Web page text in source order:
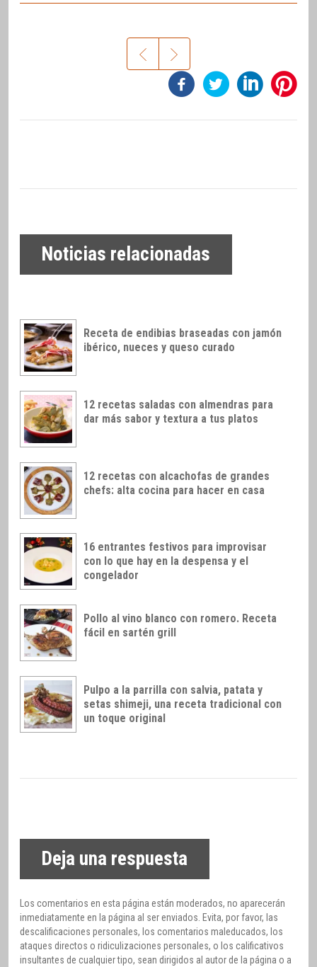
Noticias relacionadas
Receta de endibias braseadas con jamón
ibérico, nueces y queso curado
12 recetas saladas con almendras para
dar más sabor y textura a tus platos
12 recetas con alcachofas de grandes
chefs: alta cocina para hacer en casa
16 entrantes festivos para improvisar
con lo que hay en la despensa y el
congelador
Pollo al vino blanco con romero. Receta
fácil en sartén grill
Pulpo a la parrilla con salvia, patata y
setas shimeji, una receta tradicional con
un toque original
Deja una respuesta
Los comentarios en esta página están moderados, no aparecerán
inmediatamente en la página al ser enviados. Evita, por favor, las
descalificaciones personales, los comentarios maleducados, los
ataques directos o ridiculizaciones personales, o los calificativos
insultantes de cualquier tipo, sean dirigidos al autor de la página o a